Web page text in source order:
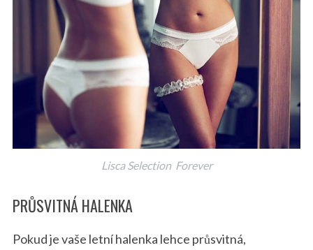
Lisca Selection Forever
PRŮSVITNÁ HALENKA
Pokud je vaše letní halenka lehce průsvitná,